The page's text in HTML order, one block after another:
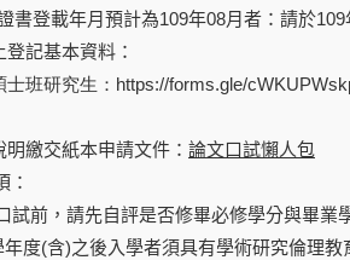
書登載年月預計為109年08月者：請於109
登記基本資料：
班研究生： https://forms.gle/
明繳交紙本申請文件： 論文口試懶人包
：
試前，請先自評是否修畢必修學分與畢業
年度(含)之後入學者須具有學術研究倫理教